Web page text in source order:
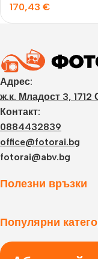
170,43 €
Адрес:
ж.к. Младост 3,
Контакт:
0884432839
office@fotorai.bg
fotorai@abv.bg
Полезни връзки
Популярни